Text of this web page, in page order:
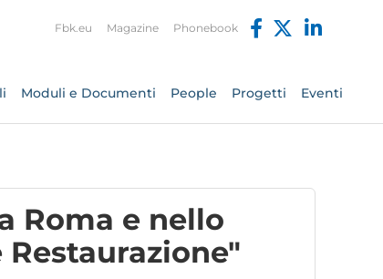
Fbk.eu Magazine Phonebook
Moduli e Documenti People Progetti Eventi
Roma e nello